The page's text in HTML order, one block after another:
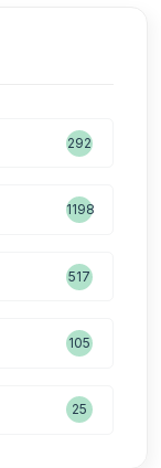
292
1198
517
105
25